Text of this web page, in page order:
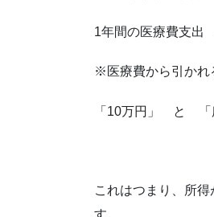
1年間の医療費支
※医療費から引かれ
「10万円」 と
これはつまり、所
す。